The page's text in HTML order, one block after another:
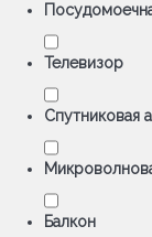
Телевизор
Спутниковая
Балкон